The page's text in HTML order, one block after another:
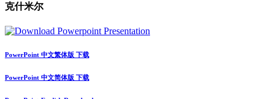
克什米尔
PowerPoint 中文繁体版 下载
PowerPoint 中文简体版 下载